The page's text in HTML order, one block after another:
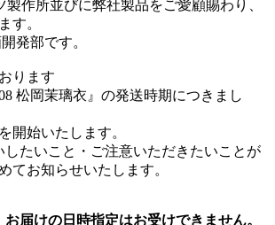
製作所並びに弊社製品をご愛顧賜わり、
す。
発部です。
ります
松岡茉璃衣』の発送時期につきまし
開始いたします。
したいこと・ご注意いただきたいことが
てお知らせいたします。
届けの日時指定はお受けできません。